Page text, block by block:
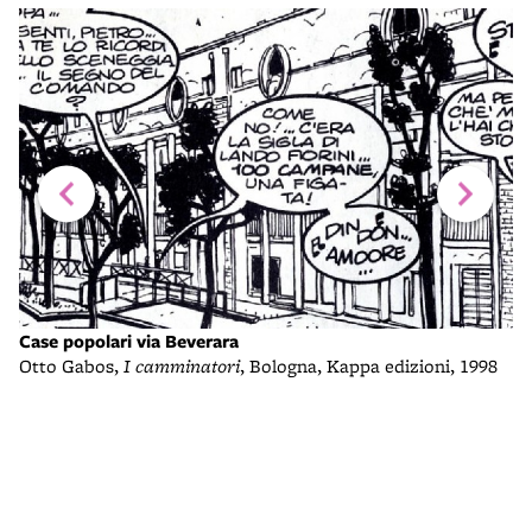
Case popolari via Beverara
Otto Gabos,I camminatori, Bologna, Kappa edizioni, 1998